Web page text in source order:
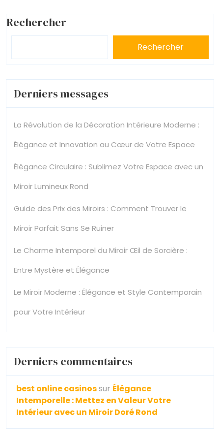
Rechercher
Rechercher
Derniers messages
La Révolution de la Décoration Intérieure Moderne :
Élégance et Innovation au Cœur de Votre Espace
Élégance Circulaire : Sublimez Votre Espace avec un
Miroir Lumineux Rond
Guide des Prix des Miroirs : Comment Trouver le
Miroir Parfait Sans Se Ruiner
Le Charme Intemporel du Miroir Œil de Sorcière :
Entre Mystère et Élégance
Le Miroir Moderne : Élégance et Style Contemporain
pour Votre Intérieur
Derniers commentaires
best online casinossur Élégance
Intemporelle : Mettez en Valeur Votre
Intérieur avec un Miroir Doré Rond